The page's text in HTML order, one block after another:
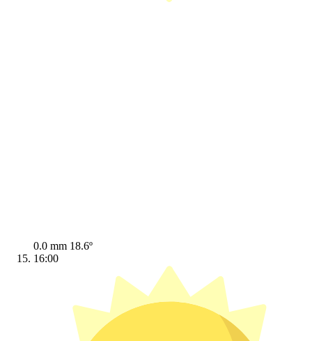
0.0 mm 18.6º
16:00